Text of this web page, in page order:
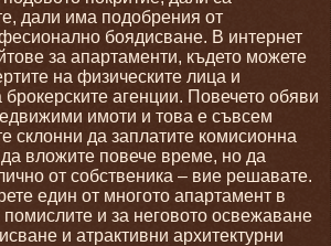
дали има подобрения от
боядисване. В интернет
за апартаменти, където можете
на физическите лица и
агенции. Повечето обяви
имоти и това е съвсем
склонни да заплатите комисионна
вложите повече време, но да
от собственика – вие решавате.
един от многото апартамент в
и за неговото освежаване
и атрактивни архитектурни